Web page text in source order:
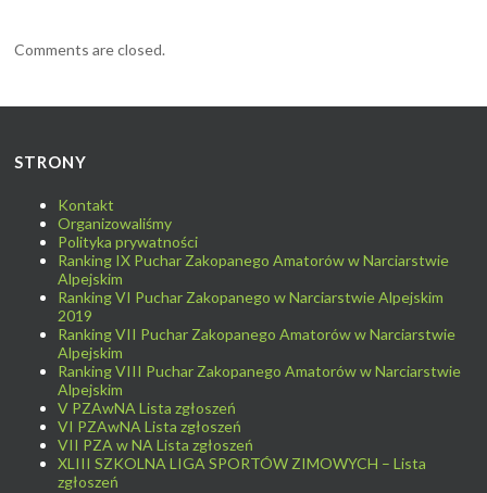
Comments are closed.
STRONY
Kontakt
Organizowaliśmy
Polityka prywatności
Ranking IX Puchar Zakopanego Amatorów w Narciarstwie
Alpejskim
Ranking VI Puchar Zakopanego w Narciarstwie Alpejskim
2019
Ranking VII Puchar Zakopanego Amatorów w Narciarstwie
Alpejskim
Ranking VIII Puchar Zakopanego Amatorów w Narciarstwie
Alpejskim
V PZAwNA Lista zgłoszeń
VI PZAwNA Lista zgłoszeń
VII PZA w NA Lista zgłoszeń
XLIII SZKOLNA LIGA SPORTÓW ZIMOWYCH – Lista
zgłoszeń